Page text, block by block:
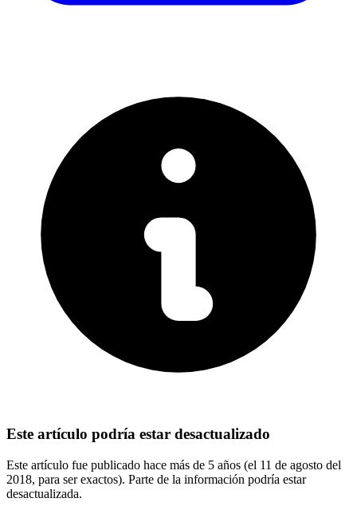
Este artículo podría estar desactualizado
Este artículo fue publicado hace más de 5 años (el 11 de agosto del
2018, para ser exactos). Parte de la información podría estar
desactualizada.